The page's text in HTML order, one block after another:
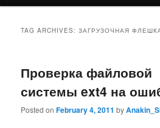
TAG ARCHIVES:ЗАГРУЗОЧНАЯ
Проверка файловой
системы ext4 на
Posted onFebruary 4, 2011 by